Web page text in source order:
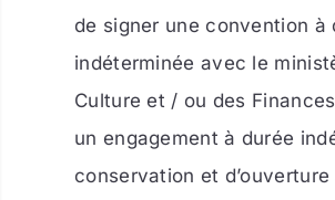
de signer une convention à
indéterminée avec le
Culture et / ou des
un engagement à durée
conservation et